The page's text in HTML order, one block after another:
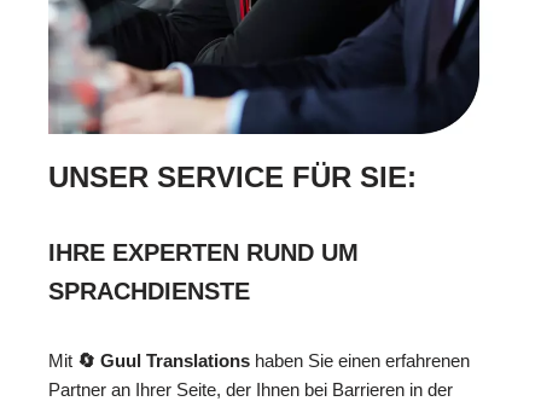
UNSER SERVICE FÜR SIE:
IHRE EXPERTEN RUND UM
SPRACHDIENSTE
Mit 🔄 Guul Translations haben Sie einen erfahrenen
Partner an Ihrer Seite, der Ihnen bei Barrieren in der